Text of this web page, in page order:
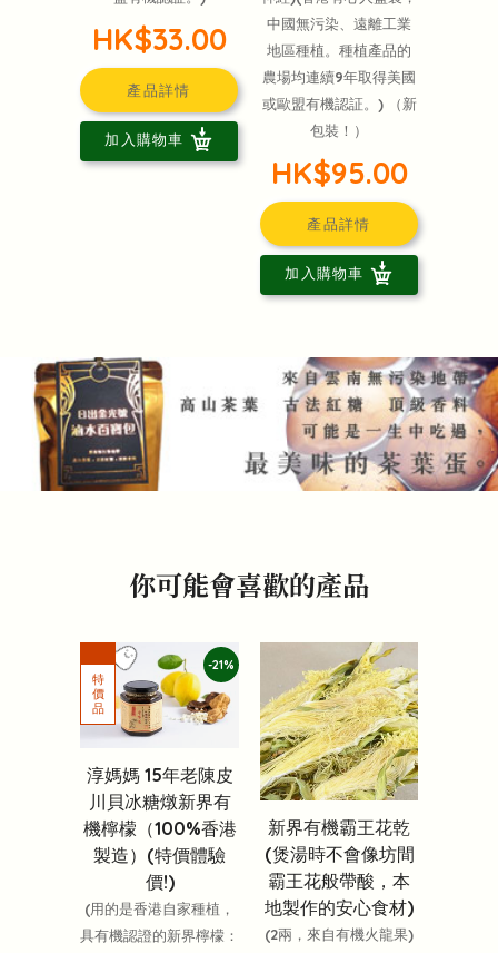
HK$33.00
產品詳情
加入購物車
中國無污染、遠離工業
地區種植。種植產品的
農場均連續9年取得美國
或歐盟有機認証。) （新
包裝！）
HK$95.00
產品詳情
加入購物車
你可能會喜歡的產品
-21%
淳媽媽 15年老陳皮
川貝冰糖燉新界有
機檸檬（100%香港
製造）(特價體驗
價!)
(用的是香港自家種植，
具有機認證的新界檸檬：
新界有機霸王花乾
(煲湯時不會像坊間
霸王花般帶酸，本
地製作的安心食材)
(2兩，來自有機火龍果)